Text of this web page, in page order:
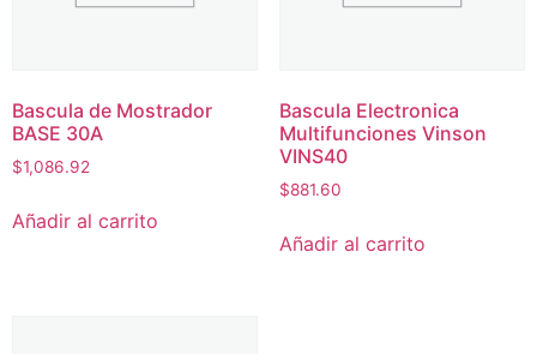
Bascula de Mostrador
BASE 30A
$1,086.92
Añadir al carrito
Bascula Electronica
Multifunciones Vinson
VINS40
$881.60
Añadir al carrito